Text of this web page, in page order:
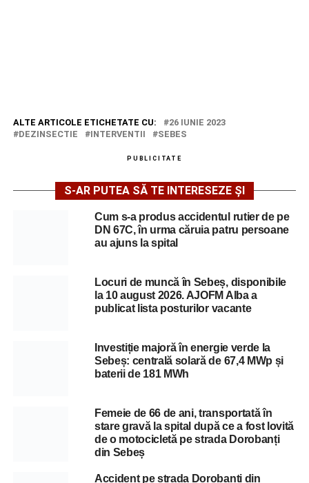
ALTE ARTICOLE ETICHETATE CU:
26 IUNIE 2023
DEZINSECTIE
INTERVENTII SEBES
PUBLICITATE
S-AR PUTEA SĂ TE INTERESEZE ȘI
Cum s-a produs accidentul rutier de pe
DN 67C, în urma căruia patru persoane
au ajuns la spital
Locuri de muncă în Sebeș, disponibile
la 10 august 2026. AJOFM Alba a
publicat lista posturilor vacante
Investiție majoră în energie verde la
Sebeș: centrală solară de 67,4 MWp și
baterii de 181 MWh
Femeie de 66 de ani, transportată în
stare gravă la spital după ce a fost lovită
de o motocicletă pe strada Dorobanți
din Sebeș
Accident pe strada Dorobanți din